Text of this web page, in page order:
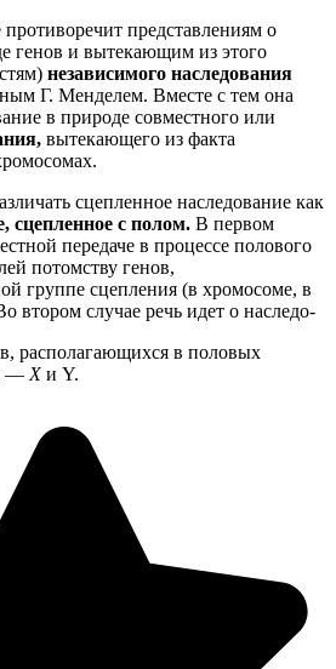
представлениям о
генов и вытекающим из этого
независимого наследования
Г. Менделем. Вместе с тем она
в природе совместного или
вытекающего из факта
сцепленное наследование как
сцепленное с полом. В первом
передаче в процессе полового
потомству генов,
группе сцепления (в хромосоме, в
втором случае речь идет о наследо-
располагающихся в половых
— Хи Y.